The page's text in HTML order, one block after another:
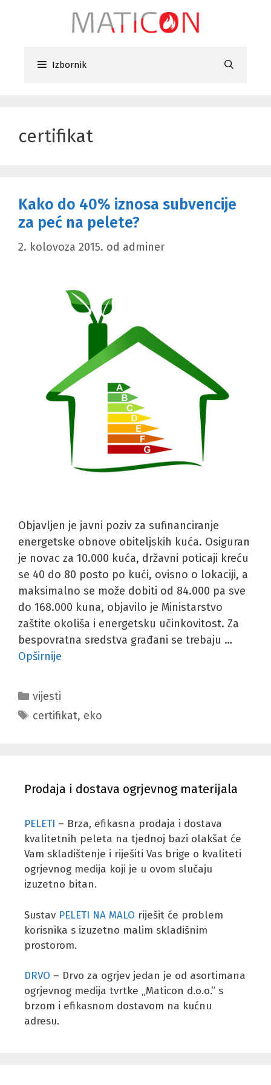
Izbornik
certifikat
Kako do 40% iznosa subvencije
za peć na pelete?
2. kolovoza 2015. od adminer
Objavljen je javni poziv za sufinanciranje
energetske obnove obiteljskih kuća. Osiguran
je novac za 10.000 kuća, državni poticaji kreću
se 40 do 80 posto po kući, ovisno o lokaciji, a
maksimalno se može dobiti od 84.000 pa sve
do 168.000 kuna, objavilo je Ministarstvo
zaštite okoliša i energetsku učinkovitost. Za
bespovratna sredstva građani se trebaju …
Opširnije
Kategorije
vijesti
Oznake
certifikat, eko
Prodaja i dostava ogrjevnog materijala
PELETI – Brza, efikasna prodaja i dostava
kvalitetnih peleta na tjednoj bazi olakšat će
Vam skladištenje i riješiti Vas brige o kvaliteti
ogrjevnog medija koji je u ovom slučaju
izuzetno bitan.
Sustav PELETI NA MALO riješit će problem
korisnika s izuzetno malim skladišnim
prostorom.
DRVO – Drvo za ogrjev jedan je od asortimana
ogrjevnog medija tvrtke „Maticon d.o.o.“ s
brzom i efikasnom dostavom na kućnu
adresu.